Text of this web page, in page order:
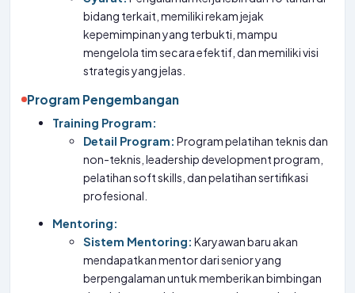
bidang terkait, memiliki rekam jejak
kepemimpinan yang terbukti, mampu
mengelola tim secara efektif, dan memiliki visi
strategis yang jelas.
Program Pengembangan
Training Program:
Detail Program: Program pelatihan teknis dan
non-teknis, leadership development program,
pelatihan soft skills, dan pelatihan sertifikasi
profesional.
Mentoring:
Sistem Mentoring: Karyawan baru akan
mendapatkan mentor dari senior yang
berpengalaman untuk memberikan bimbingan